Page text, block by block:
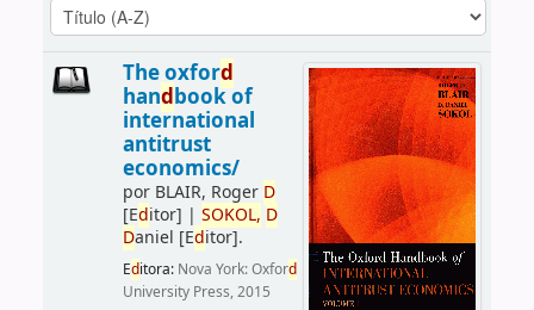
The oxford
handbook of
international
antitrust
economics/
por BLAIR, Roger D
[Editor] | SOKOL, D
Daniel [Editor].
Editora: Nova York: Oxford
University Press, 2015